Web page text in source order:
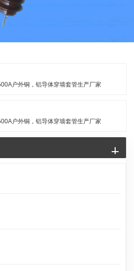
户外铜，铝导体穿墙套管生产厂家
户外铜，铝导体穿墙套管生产厂家